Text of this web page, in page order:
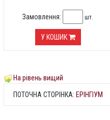
Замовлення: шт.
У КОШИК
На рівень вищий
ПОТОЧНА СТОРІНКА: ЕРІНГІУМ